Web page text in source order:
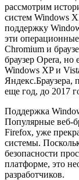
рассмотрим
систем Windows
поддержку
эти
Chromium и
браузер Opera, но
Windows XP и
Яндекс.Браузера,
еще год, до 2017
Поддeржка
Популярные веб-
Firefox, уже
системы.
безопасности
платформе, это
разработчиков.